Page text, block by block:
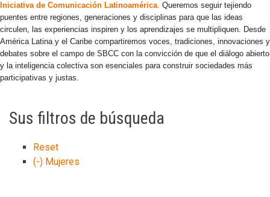
Iniciativa de Comunicación Latinoamérica. Queremos seguir tejiendo
puentes entre regiones, generaciones y disciplinas para que las ideas
circulen, las experiencias inspiren y los aprendizajes se multipliquen. Desde
América Latina y el Caribe compartiremos voces, tradiciones, innovaciones y
debates sobre el campo de SBCC con la convicción de que el diálogo abierto
y la inteligencia colectiva son esenciales para construir sociedades más
participativas y justas.
Sus filtros de búsqueda
Reset
(-) Mujeres